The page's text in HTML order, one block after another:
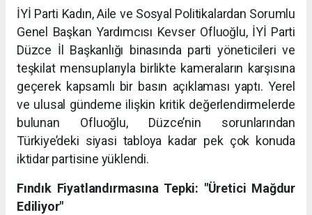
İYİ Parti Kadın, Aile ve Sosyal Politikalardan Sorumlu
Genel Başkan Yardımcısı Kevser Ofluoğlu, İYİ Parti
Düzce İl Başkanlığı binasında parti yöneticileri ve
teşkilat mensuplarıyla birlikte kameraların karşısına
geçerek kapsamlı bir basın açıklaması yaptı. Yerel
ve ulusal gündeme ilişkin kritik değerlendirmelerde
bulunan Ofluoğlu, Düzce’nin sorunlarından
Türkiye’deki siyasi tabloya kadar pek çok konuda
iktidar partisine yüklendi.
Fındık Fiyatlandırmasına Tepki: "Üretici Mağdur
Ediliyor"